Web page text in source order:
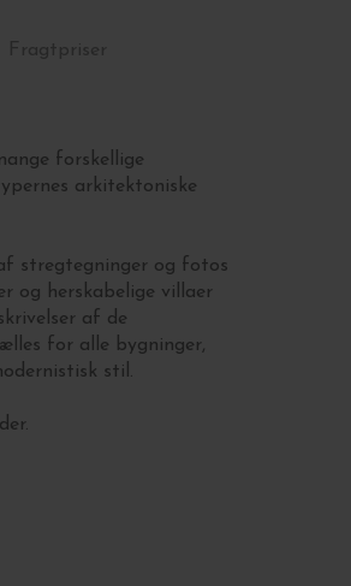
forskellige
arkitektoniske
stregtegninger og fotos
og herskabelige villaer
af de
for alle bygninger,
stil.